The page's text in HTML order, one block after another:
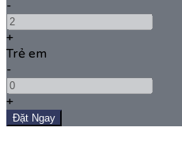
-
+
Trẻ em
-
+